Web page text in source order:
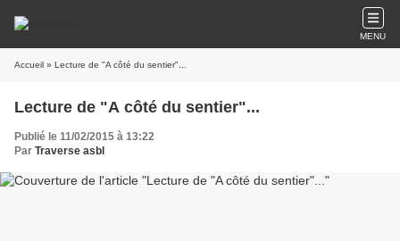
MENU
Accueil » Lecture de "A côté du sentier"...
Lecture de "A côté du sentier"...
Publié le 11/02/2015 à 13:22
Par Traverse asbl